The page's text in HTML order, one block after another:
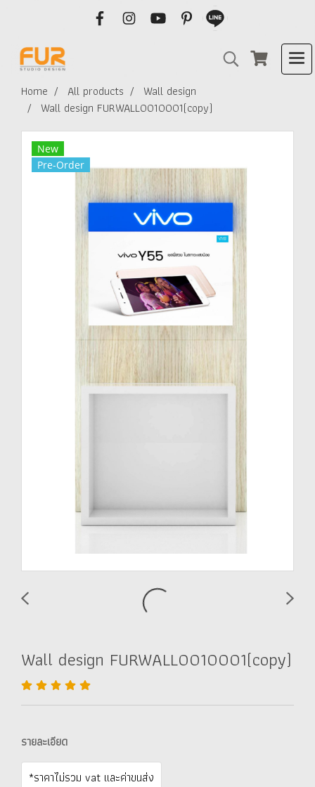
Home All products
Wall design
Wall design FURWALL0010001(copy)
New
Pre-Order
Wall design FURWALL0010001(copy)
รายละเอียด
*ราคาไม่รวม vat และค่าขนส่ง